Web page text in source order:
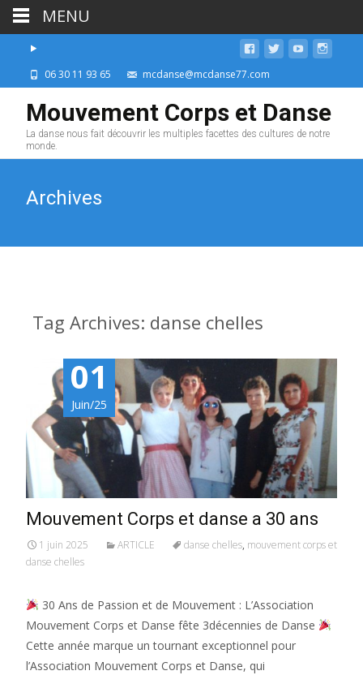
06 30 11 93 65 mcdanse@mcdanse77.com
Mouvement Corps et Danse
La danse nous fait découvrir les multiples facettes des cultures de notre
monde.
Archives
Tag Archives: danse chelles
01
Juin/25
Mouvement Corps et danse a 30 ans
1 juin 2025 ARTICLE danse chelles, mouvement corps et
danse chelles
30 Ans de Passion et de Mouvement : L’Association
Mouvement Corps et Danse fête 3décennies de Danse
Cette année marque un tournant exceptionnel pour
l’Association Mouvement Corps et Danse, qui
MENU